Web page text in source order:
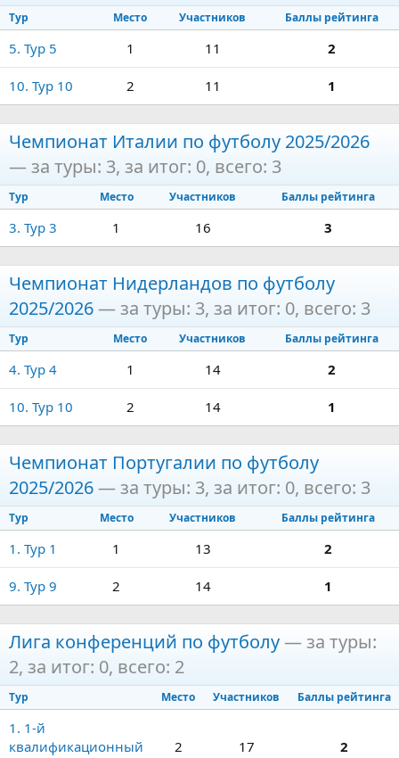
Тур Место Участников Баллы рейтинга
5. Тур 5 1 11 2
10. Тур 10 2 11 1
Чемпионат Италии по футболу 2025/2026
— за туры: 3, за итог: 0, всего: 3
Тур Место Участников Баллы рейтинга
3. Тур 3 1 16 3
Чемпионат Нидерландов по футболу
2025/2026— за туры: 3, за итог: 0, всего: 3
Тур Место Участников Баллы рейтинга
4. Тур 4 1 14 2
10. Тур 10 2 14 1
Чемпионат Португалии по футболу
2025/2026— за туры: 3, за итог: 0, всего: 3
Тур Место Участников Баллы рейтинга
1. Тур 1 1 13 2
9. Тур 9 2 14 1
Лига конференций по футболу— за туры:
2, за итог: 0, всего: 2
Тур Место Участников Баллы рейтинга
1. 1-й
квалификационный
2 17 2